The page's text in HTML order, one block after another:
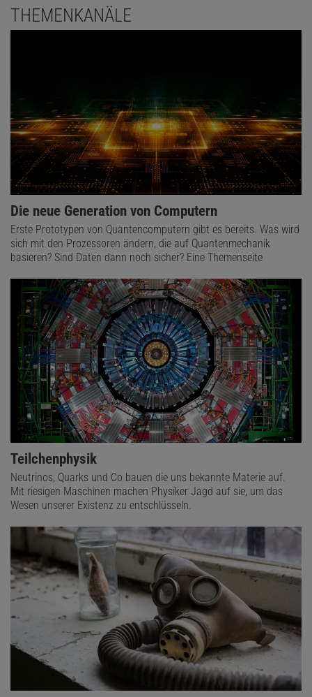
THEMENKANÄLE
Die neue Generation von Computern
Erste Prototypen von Quantencomputern gibt es bereits. Was wird
sich mit den Prozessoren ändern, die auf Quantenmechanik
basieren? Sind Daten dann noch sicher? Eine Themenseite
Teilchenphysik
Neutrinos, Quarks und Co bauen die uns bekannte Materie auf.
Mit riesigen Maschinen machen Physiker Jagd auf sie, um das
Wesen unserer Existenz zu entschlüsseln.